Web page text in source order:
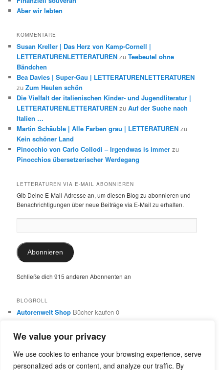
We value your privacy
We use cookies to enhance your browsing experience, serve
personalized ads or content, and analyze our traffic. By
Aber wir lebten
KOMMENTARE
Susan Kreller | Das Herz von Kamp-Cornell |
LETTERATURENLETTERATUREN zuTeebeutel ohne
Bändchen
Bea Davies | Super-Gau | LETTERATURENLETTERATUREN
zuZum Heulen schön
Die Vielfalt der italienischen Kinder- und Jugendliteratur |
LETTERATURENLETTERATUREN zuAuf der Suche nach
Italien …
Martin Schäuble | Alle Farben grau | LETTERATUREN zu
Kein schöner Land
Pinocchio von Carlo Collodi – Irgendwas is immer zu
Pinocchios übersetzerischer Werdegang
LETTERATUREN VIA E-MAIL ABONNIEREN
Gib Deine E-Mail-Adresse an, um diesen Blog zu abonnieren und
Benachrichtigungen über neue Beiträge via E-Mail zu erhalten.
Mail-
Adresse:
Abonnieren
Schließe dich 915 anderen Abonnenten an
BLOGROLL
Autorenwelt Shop Bücher kaufen 0
0
Dr. Ulrike SchimmingÜbersetzungen aus dem Italienischen
und Englischen 0